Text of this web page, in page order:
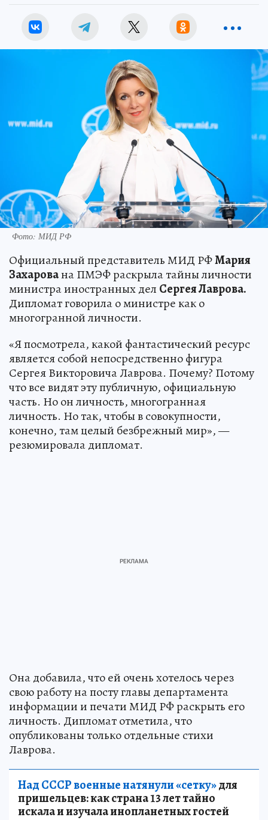
Фото: МИД РФ
Официальный представитель МИД РФМария
Захарована ПМЭФ раскрыла тайны личности
министра иностранных дел Сергея Лаврова.
Дипломат говорила о министре как о
многогранной личности.
«Я посмотрела, какой фантастический ресурс
является собой непосредственно фигура
Сергея Викторовича Лаврова. Почему? Потому
что все видят эту публичную, официальную
часть. Но он личность, многогранная
личность. Но так, чтобы в совокупности,
конечно, там целый безбрежный мир», —
резюмировала дипломат.
Она добавила, что ей очень хотелось через
свою работу на посту главы департамента
информации и печати МИД РФ раскрыть его
личность. Дипломат отметила, что
опубликованы только отдельные стихи
Лаврова.
Над СССР военные натянули «сетку»для
пришельцев: как страна 13 лет тайно
искала и изучала инопланетных гостей